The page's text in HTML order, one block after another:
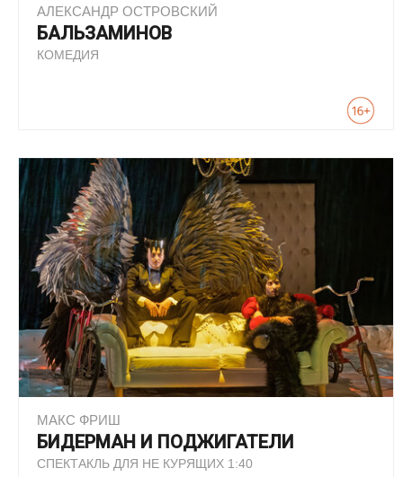
АЛЕКСАНДР ОСТРОВСКИЙ
БАЛЬЗАМИНОВ
КОМЕДИЯ
МАКС ФРИШ
БИДЕРМАН И ПОДЖИГАТЕЛИ
СПЕКТАКЛЬ ДЛЯ НЕ КУРЯЩИХ 1:40